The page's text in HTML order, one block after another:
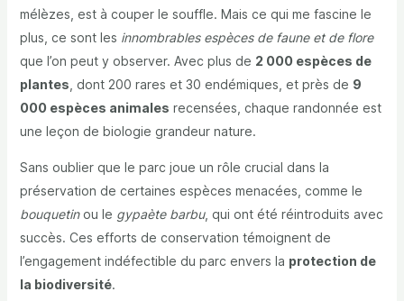
mélèzes, est à couper le souffle. Mais ce qui me fascine le
plus, ce sont les innombrables espèces de faune et de flore
que l’on peut y observer. Avec plus de 2 000 espèces de
plantes , dont 200 rares et 30 endémiques, et près de 9
000 espèces animales recensées, chaque randonnée est
une leçon de biologie grandeur nature.
Sans oublier que le parc joue un rôle crucial dans la
préservation de certaines espèces menacées, comme le
bouquetinou le gypaète barbu, qui ont été réintroduits avec
succès. Ces efforts de conservation témoignent de
l’engagement indéfectible du parc envers la protection de
la biodiversité.